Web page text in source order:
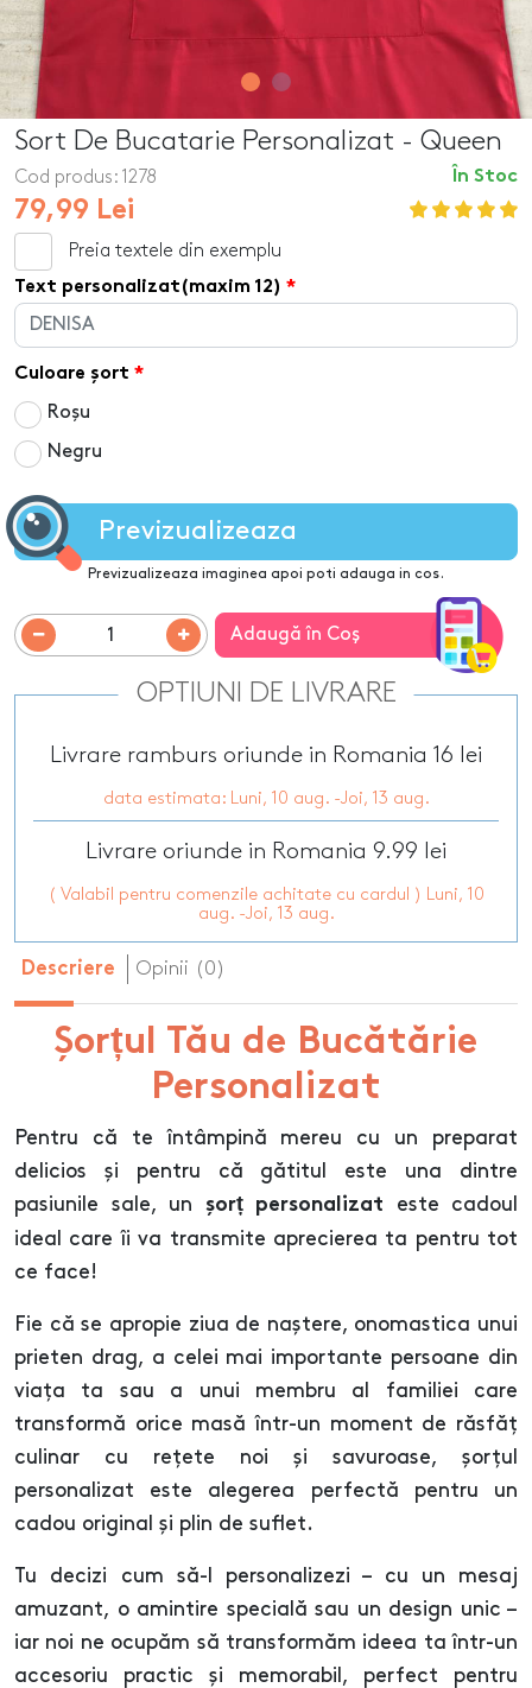
Sort De Bucatarie Personalizat - Queen
În Stoc
Cod produs: 1278
79,99 Lei
Preia textele din exemplu
Text personalizat(maxim 12)
Culoare șort
Roșu
Negru
Previzualizeaza
Previzualizeaza imaginea apoi poti adauga in cos.
Adaugă în Coş
OPTIUNI DE LIVRARE
Livrare ramburs oriunde in Romania 16 lei
data estimata: Luni, 10 aug. -Joi, 13 aug.
Livrare oriunde in Romania 9.99 lei
( Valabil pentru comenzile achitate cu cardul ) Luni, 10
aug. -Joi, 13 aug.
Descriere Opinii (0)
Șorțul Tău de Bucătărie
Personalizat
Pentru că te întâmpină mereu cu un preparat
delicios și pentru că gătitul este una dintre
pasiunile sale, un șorț personalizat este cadoul
ideal care îi va transmite aprecierea ta pentru tot
ce face!
Fie că se apropie ziua de naștere, onomastica unui
prieten drag, a celei mai importante persoane din
viața ta sau a unui membru al familiei care
transformă orice masă într-un moment de răsfăț
culinar cu rețete noi și savuroase, șorțul
personalizat este alegerea perfectă pentru un
cadou original și plin de suflet.
Tu decizi cum să-l personalizezi – cu un mesaj
amuzant, o amintire specială sau un design unic –
iar noi ne ocupăm să transformăm ideea ta într-un
accesoriu practic și memorabil, perfect pentru